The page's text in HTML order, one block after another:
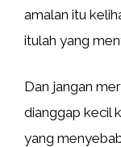
amalan itu
itulah yang
Dan jangan
dianggap kecil
yang